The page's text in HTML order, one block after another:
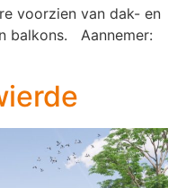
voorzien van dak- en
balkons. Aannemer: